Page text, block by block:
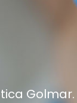
Golmar.